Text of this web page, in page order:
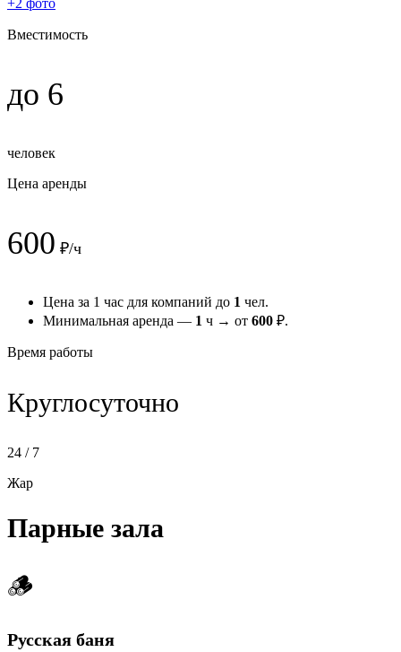
Вместимость
до 6
человек
Цена аренды
600 ₽/ч
Цена за 1 час для компаний до 1 чел.
Минимальная аренда — 1 ч → от 600 ₽.
Время работы
Круглосуточно
24 / 7
Жар
Парные зала
🪵
Русская баня